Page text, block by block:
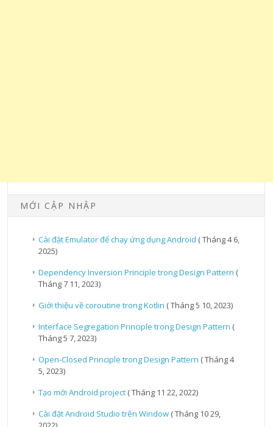
MỚI CẬP NHẬP
Cài đặt Emulator để chạy ứng dụng Android ( Tháng 4 6,
2025)
Dependency Inversion Principle trong Design Pattern (
Tháng 7 11, 2023)
Giới thiệu về coroutine trong Kotlin ( Tháng 5 10, 2023)
Interface Segregation Principle trong Design Pattern (
Tháng 5 7, 2023)
Open-Closed Principle trong Design Pattern ( Tháng 4
5, 2023)
Tạo mới Android project ( Tháng 11 22, 2022)
Cài đặt Android Studio trên Window ( Tháng 10 29,